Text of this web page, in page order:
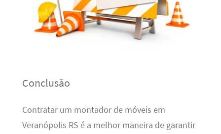
Conclusão
Contratar um montador de móveis em
Veranópolis RS é a melhor maneira de garantir